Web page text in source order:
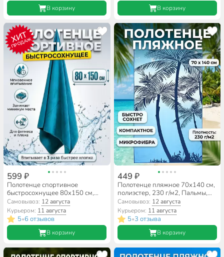
В корзину В корзину
ХИТ
ПРОДАЖ
599 ₽
Полотенце спортивное
быстросохнущее 80х150 см,
полиэстер, Китай, A160143
Самовывоз: 12 августа
Курьером: 11 августа
5•6 отзывов
В корзину
449 ₽
Полотенце пляжное 70х140 см,
полиэстер, 230 г/м2, Пальмы,
Китай, A160160
Самовывоз: 12 августа
Курьером: 11 августа
5•3 отзыва
В корзину